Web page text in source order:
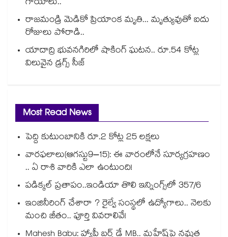
రాజమండ్రి మెడికో ప్రియాంక మృతి... మృత్యువుతో ఐదు
రోజులు పోరాడి..
యాదాద్రి భువనగిరిలో షాకింగ్ ఘటన.. రూ.54 కోట్ల
విలువైన డ్రగ్స్ సీజ్
Most Read News
పెద్ది కుటుంబానికి రూ.2 కోట్ల 25 లక్షలు
వారఫలాలు(ఆగస్టు9–15): ఈ వారంలోనే సూర్యగ్రహణం
.. ఏ రాశి వారికి ఎలా ఉంటుంది!
పడిక్కల్‌‌ ప్రతాపం..ఇండియా తొలి ఇన్నింగ్స్‌‌లో 357/6
ఇంజినీరింగ్ చేశారా ? రైల్వే సంస్థలో ఉద్యోగాలు.. నెలకు
మంచి జీతం.. పూర్తి వివరాలివే!